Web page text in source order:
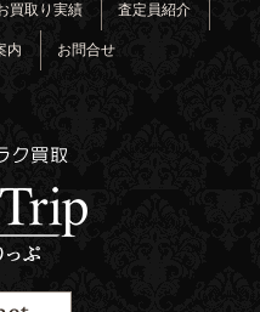
買取り実績 査定員紹介
内 お問合せ